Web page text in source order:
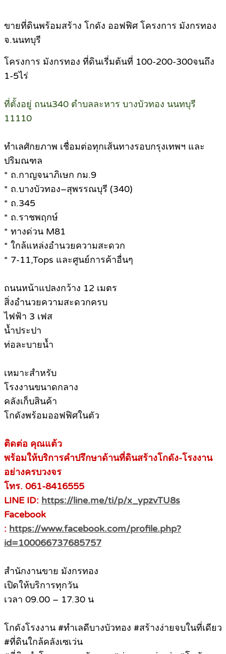
ขายที่ดินพร้อมสร้าง โกดัง ออฟฟิศ โครงการ มังกรทอง
จ.นนทบุรี
โครงการ มังกรทอง ที่ดินเรี่มต้นที่ 100-200-300จนถึง
1-5ไร่
ที่ตั้งอยู่ ถนน340 ตำบลละหาร บางบัวทอง นนทบุรี
11110
ทำเลศักยภาพ เชื่อมต่อทุกเส้นทางรอบกรุงเทพฯ และ
ปริมณฑล
* ถ.กาญจนาภิเษก กม.9
* ถ.บางบัวทอง–สุพรรณบุรี (340)
* ถ.345
* ถ.ราชพฤกษ์
* ทางด่วน M81
* ใกล้แหล่งอำนวยความสะดวก
* 7-11,Tops และศูนย์การค้าอื่นๆ
ถนนหน้าแปลงกว้าง 12 เมตร
สิ่งอำนวยความสะดวกครบ
ไฟฟ้า 3 เฟส
น้ำประปา
ท่อละบายน้ำ
เหมาะสำหรับ
โรงงานขนาดกลาง
คลังเก็บสินค้า
โกดังพร้อมออฟฟิศในตัว
ติดต่อ คุณแต้ว
พร้อมให้บริการคำปรึกษาด้านที่ดินสร้างโกดัง-โรงงาน
อย่างครบวงจร
โทร. 061-8416555
LINE ID: https://line.me/ti/p/x_ypzvTU8s
Facebook
: https://www.facebook.com/profile.php?
id=100066737685757
สำนักงานขาย มังกรทอง
เปิดให้บริการทุกวัน
เวลา 09.00 – 17.30 น
โกดังโรงงาน #ทำเลดีบางบัวทอง #สร้างง่ายจบในที่เดียว
#ที่ดินใกล้คลังเซเว่น